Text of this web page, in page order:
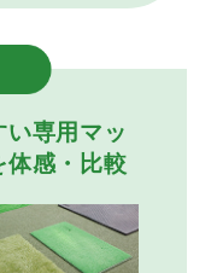
専用マッ
体感・比較